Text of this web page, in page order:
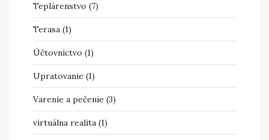
Teplárenstvo (7)
Terasa (1)
Účtovníctvo (1)
Upratovanie (1)
Varenie a pečenie (3)
virtuálna realita (1)